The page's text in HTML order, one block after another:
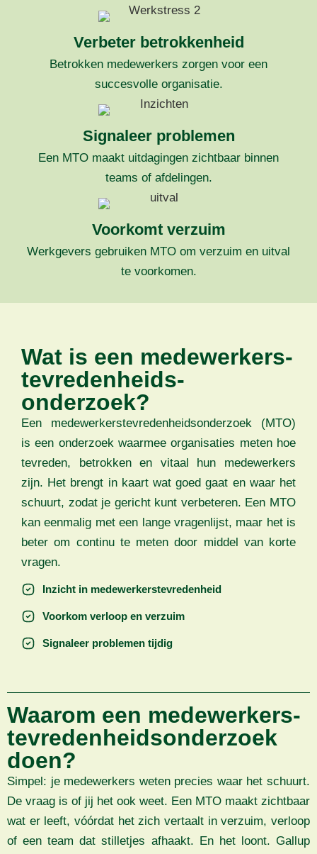
Verbeter betrokkenheid
Betrokken medewerkers zorgen voor een
succesvolle organisatie.
Signaleer problemen
Een MTO maakt uitdagingen zichtbaar binnen
teams of afdelingen.
Voorkomt verzuim
Werkgevers gebruiken MTO om verzuim en uitval
te voorkomen.
Wat is een medewerkers­
tevredenheids­
onderzoek?
Een medewerkers­tevredenheids­onderzoek (MTO)
is een onderzoek waarmee organisaties meten hoe
tevreden, betrokken en vitaal hun medewerkers
zijn. Het brengt in kaart wat goed gaat en waar het
schuurt, zodat je gericht kunt verbeteren. Een MTO
kan eenmalig met een lange vragenlijst, maar het is
beter om continu te meten door middel van korte
vragen.
Inzicht in medewerkerstevredenheid
Voorkom verloop en verzuim
Signaleer problemen tijdig
Waarom een medewerkers­
tevredenheids­onderzoek
doen?
Simpel: je medewerkers weten precies waar het schuurt.
De vraag is of jij het ook weet. Een MTO maakt zichtbaar
wat er leeft, vóórdat het zich vertaalt in verzuim, verloop
of een team dat stilletjes afhaakt. En het loont. Gallup